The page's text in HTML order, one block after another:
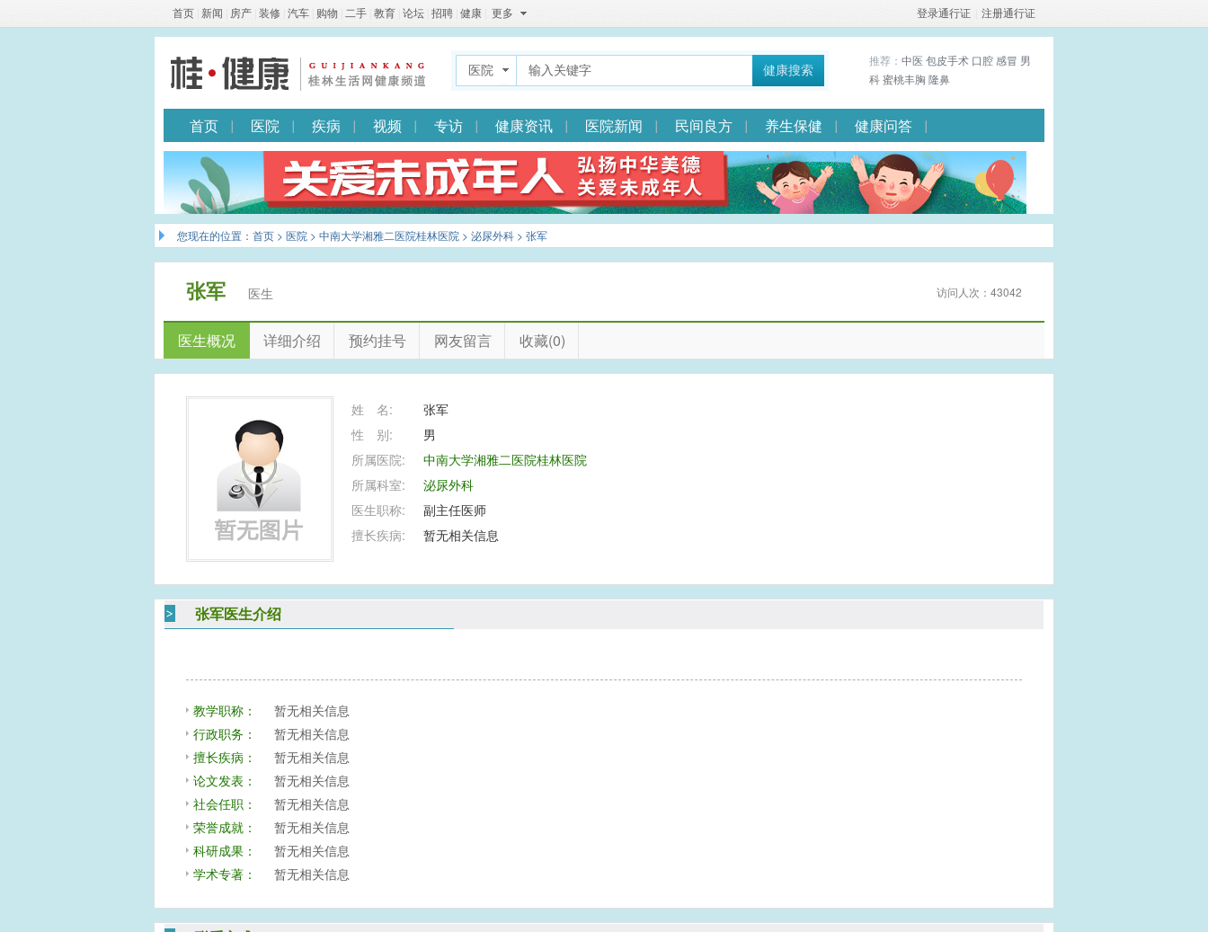
注册通行证
登录通行证
首页 新闻 房产 装修 汽车 购物 二手 教育 论坛 招聘 健康 更多
医院 健康搜索
推荐： 中医 包皮手术 口腔感冒 男
科蜜桃丰胸 隆鼻
首页 医院 疾病 视频 专访 健康资讯 医院新闻 民间良方 养生保健 健康问答
您现在的位置： 首页 > 医院 > 中南大学湘雅二医院桂林医院 > 泌尿外科 > 张军
访问人次：43042
张军 医生
医生概况 详细介绍 预约挂号 网友留言 收藏(0)
姓 名:
张军
性 别:
男
所属医院:
中南大学湘雅二医院桂林医院
所属科室:
泌尿外科
医生职称:
副主任医师
擅长疾病:
暂无相关信息
张军医生介绍
教学职称：
暂无相关信息
行政职务：
暂无相关信息
擅长疾病：
暂无相关信息
论文发表：
暂无相关信息
社会任职：
暂无相关信息
荣誉成就：
暂无相关信息
科研成果：
暂无相关信息
学术专著：
暂无相关信息